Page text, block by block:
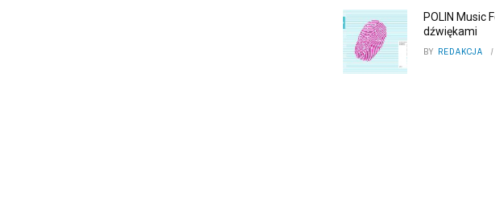
POLIN Music
dźwiękami
BY REDAKCJA